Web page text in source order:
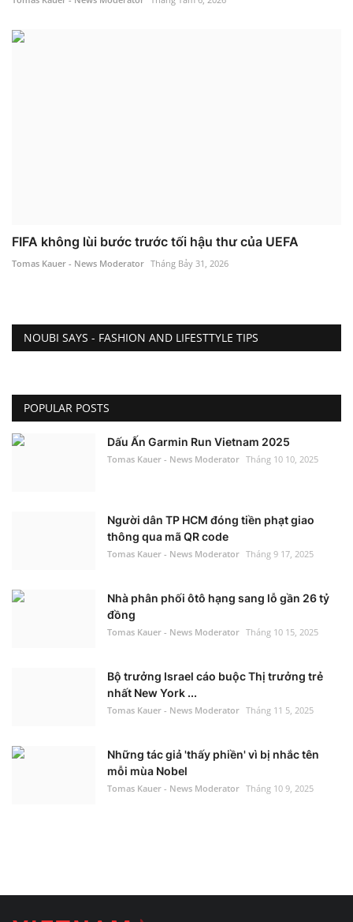
FIFA không lùi bước trước tối hậu thư của UEFA
Tomas Kauer - News Moderator Tháng Bảy 31, 2026
NOUBI SAYS - FASHION AND LIFESTTYLE TIPS
POPULAR POSTS
Dấu Ấn Garmin Run Vietnam 2025
Tomas Kauer - News Moderator Tháng 10 10, 2025
Người dân TP HCM đóng tiền phạt giao
thông qua mã QR code
Tomas Kauer - News Moderator Tháng 9 17, 2025
Nhà phân phối ôtô hạng sang lỗ gần 26 tỷ
đồng
Tomas Kauer - News Moderator Tháng 10 15, 2025
Bộ trưởng Israel cáo buộc Thị trưởng trẻ
nhất New York ...
Tomas Kauer - News Moderator Tháng 11 5, 2025
Những tác giả 'thấy phiền' vì bị nhắc tên
mỗi mùa Nobel
Tomas Kauer - News Moderator Tháng 10 9, 2025